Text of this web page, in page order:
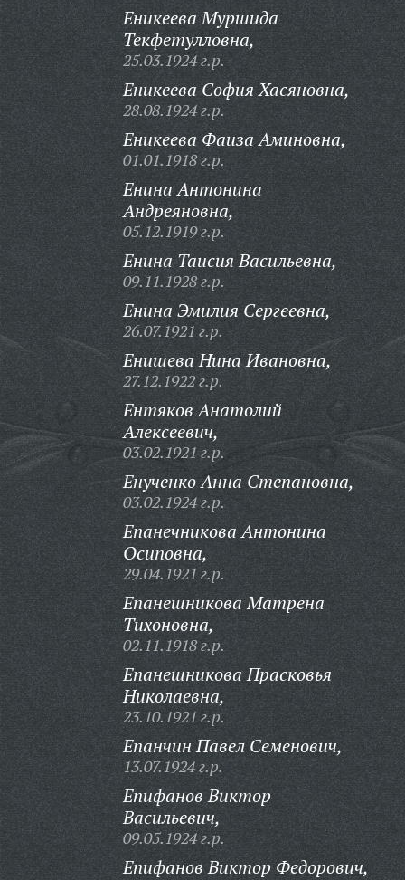
Еникеева Муршида
Текфетулловна,
25.03.1924 г.р.
Еникеева София Хасяновна,
28.08.1924 г.р.
Еникеева Фаиза Аминовна,
01.01.1918 г.р.
Енина Антонина
Андреяновна,
05.12.1919 г.р.
Енина Таисия Васильевна,
09.11.1928 г.р.
Енина Эмилия Сергеевна,
26.07.1921 г.р.
Енишева Нина Ивановна,
27.12.1922 г.р.
Ентяков Анатолий
Алексеевич,
03.02.1921 г.р.
Енученко Анна Степановна,
03.02.1924 г.р.
Епанечникова Антонина
Осиповна,
29.04.1921 г.р.
Епанешникова Матрена
Тихоновна,
02.11.1918 г.р.
Епанешникова Прасковья
Николаевна,
23.10.1921 г.р.
Епанчин Павел Семенович,
13.07.1924 г.р.
Епифанов Виктор
Васильевич,
09.05.1924 г.р.
Епифанов Виктор Федорович,